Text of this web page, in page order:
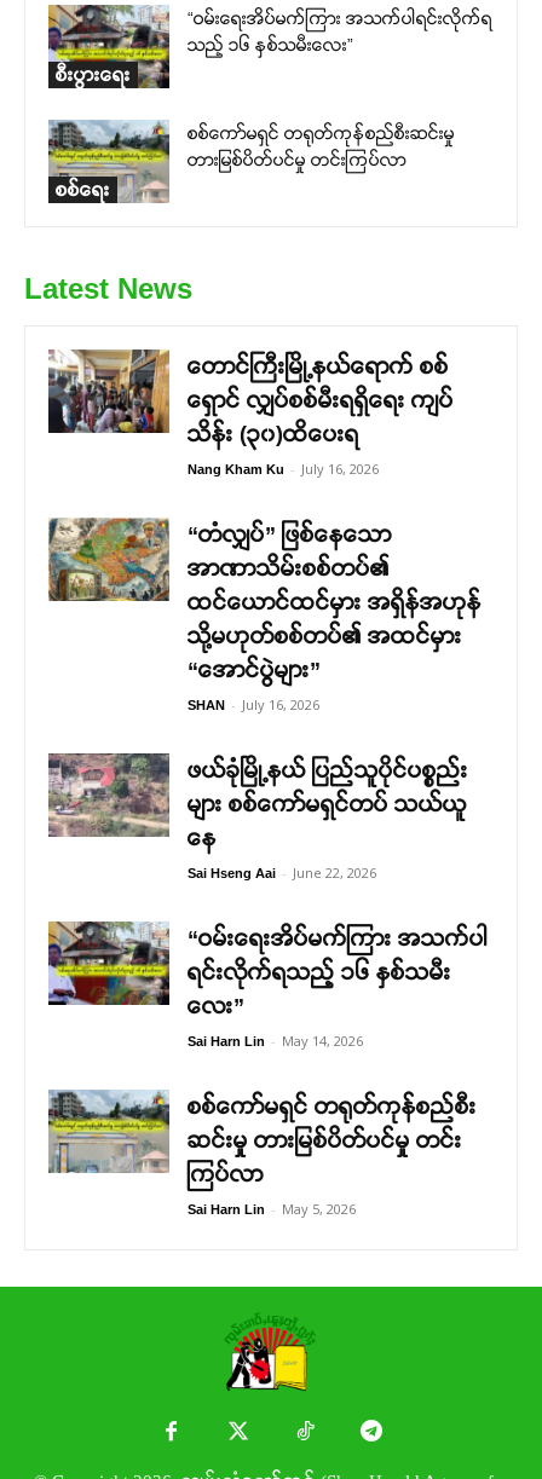
စီးပွားရေး
“ဝမ်းရေးအိပ်မက်ကြား အသက်ပါရင်းလိုက်ရ
သည့် ၁၆ နှစ်သမီးလေး”
စစ်ရေး
စစ်ကော်မရှင် တရုတ်ကုန်စည်စီးဆင်းမှု
တားမြစ်ပိတ်ပင်မှု တင်းကြပ်လာ
Latest News
တောင်ကြီးမြို့နယ်ရောက် စစ်
ရှောင် လျှပ်စစ်မီးရရှိရေး ကျပ်
သိန်း (၃၀)ထိပေးရ
Nang Kham Ku - July 16, 2026
“တံလျှပ်” ဖြစ်နေသော
အာဏာသိမ်းစစ်တပ်၏
ထင်ယောင်ထင်မှား အရှိန်အဟုန်
သို့မဟုတ်စစ်တပ်၏ အထင်မှား
“အောင်ပွဲများ”
SHAN - July 16, 2026
ဖယ်ခုံမြို့နယ် ပြည်သူပိုင်ပစ္စည်း
များ စစ်ကော်မရှင်တပ် သယ်ယူ
နေ
Sai Hseng Aai - June 22, 2026
“ဝမ်းရေးအိပ်မက်ကြား အသက်ပါ
ရင်းလိုက်ရသည့် ၁၆ နှစ်သမီး
လေး”
Sai Harn Lin - May 14, 2026
စစ်ကော်မရှင် တရုတ်ကုန်စည်စီး
ဆင်းမှု တားမြစ်ပိတ်ပင်မှု တင်း
ကြပ်လာ
Sai Harn Lin - May 5, 2026